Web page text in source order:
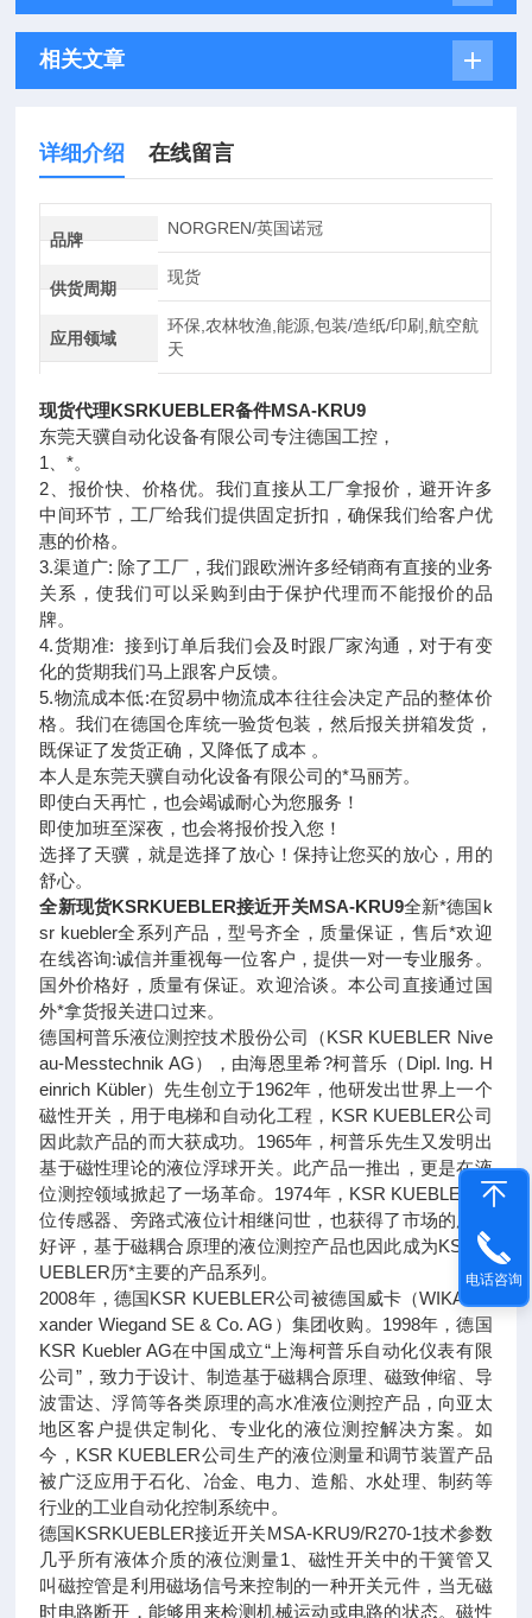
相关文章
详细介绍 在线留言
品牌
NORGREN/英国诺冠
供货周期
现货
应用领域
环保,农林牧渔,能源,包装/造纸/印刷,航空航
天
现货代理KSRKUEBLER备件MSA-KRU9
东莞天骥自动化设备有限公司专注德国工控，
1、*。
2、报价快、价格优。我们直接从工厂拿报价，避开许多
中间环节，工厂给我们提供固定折扣，确保我们给客户优
惠的价格。
3.渠道广: 除了工厂，我们跟欧洲许多经销商有直接的业务
关系，使我们可以采购到由于保护代理而不能报价的品
牌。
4.货期准: 接到订单后我们会及时跟厂家沟通，对于有变
化的货期我们马上跟客户反馈。
5.物流成本低:在贸易中物流成本往往会决定产品的整体价
格。我们在德国仓库统一验货包装，然后报关拼箱发货，
既保证了发货正确，又降低了成本 。
本人是东莞天骥自动化设备有限公司的*马丽芳。
即使白天再忙，也会竭诚耐心为您服务！
即使加班至深夜，也会将报价投入您！
选择了天骥，就是选择了放心！保持让您买的放心，用的
舒心。
全新现货KSRKUEBLER接近开关MSA-KRU9全新*德国k
sr kuebler全系列产品，型号齐全，质量保证，售后*欢迎
在线咨询:诚信并重视每一位客户，提供一对一专业服务。
国外价格好，质量有保证。欢迎洽谈。本公司直接通过国
外*拿货报关进口过来。
德国柯普乐液位测控技术股份公司（KSR KUEBLER Nive
au-Messtechnik AG），由海恩里希?柯普乐（Dipl. Ing. H
einrich Kübler）先生创立于1962年，他研发出世界上一个
磁性开关，用于电梯和自动化工程，KSR KUEBLER公司
因此款产品的而大获成功。1965年，柯普乐先生又发明出
基于磁性理论的液位浮球开关。此产品一推出，更是在液
位测控领域掀起了一场革命。1974年，KSR KUEBLER液
位传感器、旁路式液位计相继问世，也获得了市场的广泛
好评，基于磁耦合原理的液位测控产品也因此成为KSR K
UEBLER历*主要的产品系列。
2008年，德国KSR KUEBLER公司被德国威卡（WIKA Ale
xander Wiegand SE & Co. AG）集团收购。1998年，德国
KSR Kuebler AG在中国成立“上海柯普乐自动化仪表有限
公司”，致力于设计、制造基于磁耦合原理、磁致伸缩、导
波雷达、浮筒等各类原理的高水准液位测控产品，向亚太
地区客户提供定制化、专业化的液位测控解决方案。如
今，KSR KUEBLER公司生产的液位测量和调节装置产品
被广泛应用于石化、冶金、电力、造船、水处理、制药等
行业的工业自动化控制系统中。
德国KSRKUEBLER接近开关MSA-KRU9/R270-1技术参数
几乎所有液体介质的液位测量1、磁性开关中的干簧管又
叫磁控管是利用磁场信号来控制的一种开关元件，当无磁
时电路断开，能够用来检测机械运动或电路的状态。磁性
电话咨询